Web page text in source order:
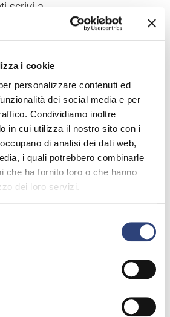
i cookie
personalizzare contenuti ed
dei social media e per
Condividiamo inoltre
in cui utilizza il nostro sito con i
di analisi dei dati web,
i quali potrebbero combinarle
che ha fornito loro o che hanno
dei loro servizi.
scrivi a
per essere
mailing list.
e podcast